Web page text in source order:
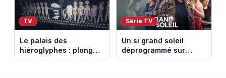
TV
Le palais des
hiéroglyphes : plongez
dans la tombe
Série TV
Un si grand soleil
déprogrammé sur
France 3 : cinq